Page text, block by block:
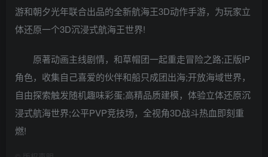
游和朝夕光年联合出品的全新航海王3D动作手游，为玩家立
体还原一个3D沉浸式航海王世界!
原著动画主线剧情，和草帽团一起重走冒险之路;正版IP
角色，收集自己喜爱的伙伴和船只成团出海;开放海域世界，
自由探索触发随机趣味彩蛋;高精品质建模，体验立体还原沉
浸式航海世界;公平PVP竞技场，全视角3D战斗热血即刻重
燃!